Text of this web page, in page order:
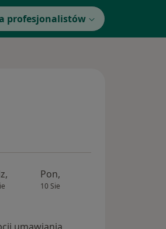
profesjonalistów
Pon,
10 Sie